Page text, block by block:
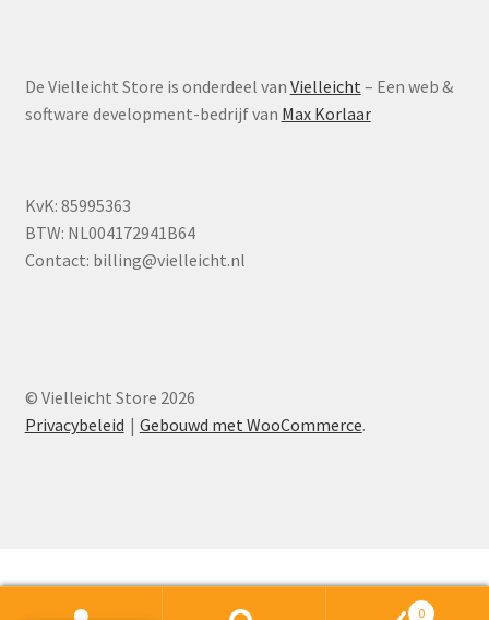
De Vielleicht Store is onderdeel van Vielleicht – Een web &
software development-bedrijf van Max Korlaar
KvK: 85995363
BTW: NL004172941B64
Contact: billing@vielleicht.nl
© Vielleicht Store 2026
Privacybeleid
Gebouwd met WooCommerce.
0